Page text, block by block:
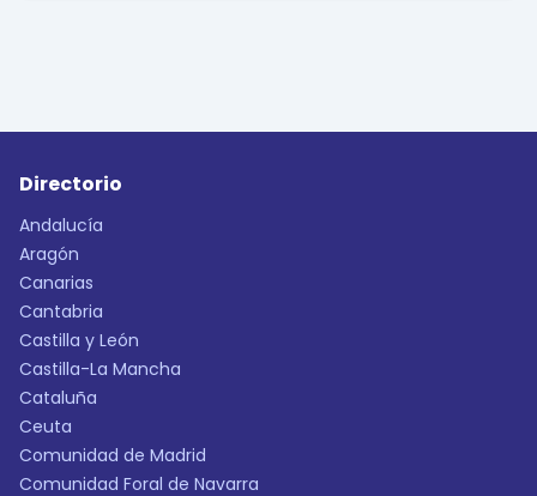
Directorio
Andalucía
Aragón
Canarias
Cantabria
Castilla y León
Castilla-La Mancha
Cataluña
Ceuta
Comunidad de Madrid
Comunidad Foral de Navarra